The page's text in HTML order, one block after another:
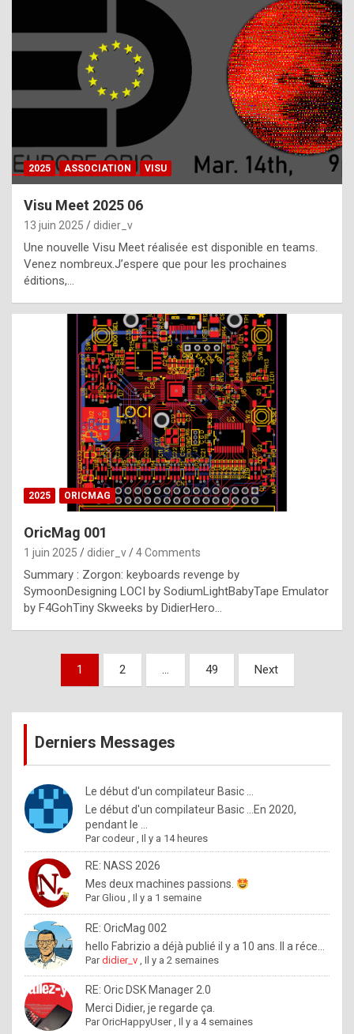
h
a
t
t
e
b
e
s
t
p
h
o
n
y
l
e
x
a
%
m
a
d
b
y
o
l
e
x
2025 ASSOCIATION VISU
Visu Meet 2025 06
13 juin 2025 didier_v
Une nouvelle Visu Meet réalisée est disponible en teams.
Venez nombreux.J’espere que pour les prochaines
éditions,…
2025 ORICMAG
OricMag 001
1 juin 2025 didier_v 4 Comments
Summary : Zorgon: keyboards revenge by
SymoonDesigning LOCI by SodiumLightBabyTape Emulator
by F4GohTiny Skweeks by DidierHero…
Pagination
publications
1 2 … 49 Next
Derniers Messages
Le début d'un compilateur Basic ...
Le début d'un compilateur Basic ...En 2020,
pendant le ...
Parcodeur,Il y a 14 heures
RE: NASS 2026
Mes deux machines passions.
ParGliou ,Il y a 1 semaine
RE: OricMag 002
hello Fabrizio a déjà publié il y a 10 ans. Il a réce...
Pardidier_v ,Il y a 2 semaines
RE: Oric DSK Manager 2.0
Merci Didier, je regarde ça.
ParOricHappyUser,Il y a 4 semaines